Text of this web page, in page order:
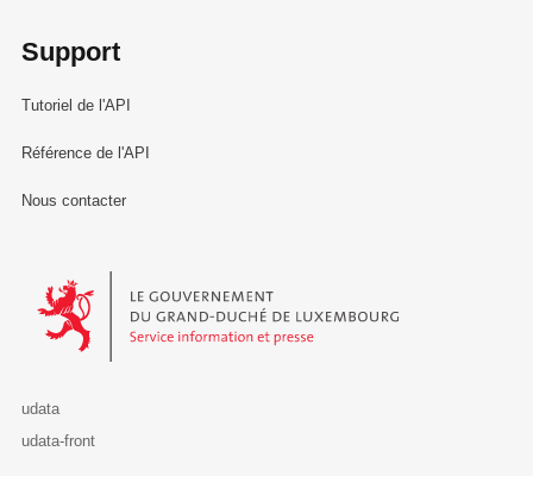
Support
Tutoriel de l'API
Référence de l'API
Nous contacter
Le Gouvernement du Grand-Duché de Luxembourg - Service
udata
udata-front